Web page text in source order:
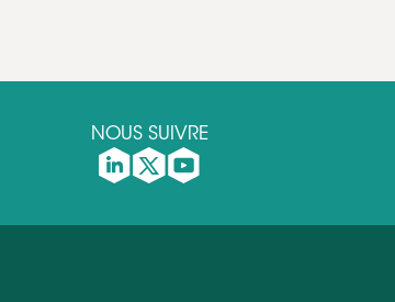
NOUS SUIVRE